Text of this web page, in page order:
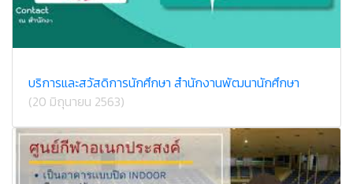
บริการและสวัสดิการนักศึกษา สำนักงานพัฒนานักศึกษา
(20 มิถุนายน 2563)